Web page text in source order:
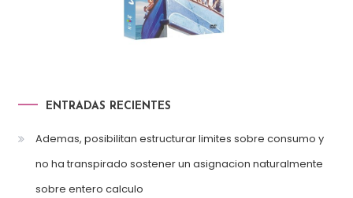
ENTRADAS RECIENTES
Ademas, posibilitan estructurar limites sobre consumo y
no ha transpirado sostener un asignacion naturalmente
sobre entero calculo